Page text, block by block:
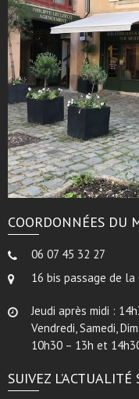
COORDONNÉES DU
06 07 45 32 27
16 bis passage de
Jeudi après midi :
Vendredi, Samedi,
10h30 – 13h et
SUIVEZ L’ACTUALITÉ